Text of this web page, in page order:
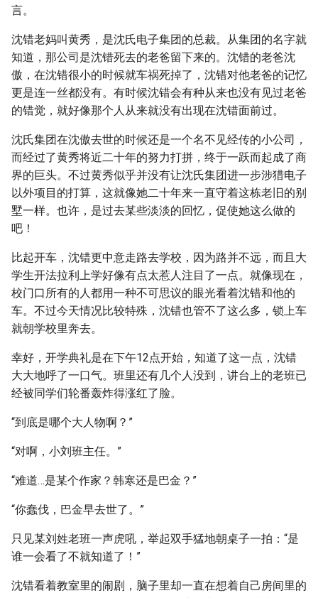
言。
沈错老妈叫黄秀，是沈氏电子集团的总裁。从集团的名字就
知道，那公司是沈错死去的老爸留下来的。沈错的老爸沈
傲，在沈错很小的时候就车祸死掉了，沈错对他老爸的记忆
更是连一丝都没有。有时候沈错会有种从来也没有见过老爸
的错觉，就好像那个人从来就没有出现在沈错面前过。
沈氏集团在沈傲去世的时候还是一个名不见经传的小公司，
而经过了黄秀将近二十年的努力打拼，终于一跃而起成了商
界的巨头。不过黄秀似乎并没有让沈氏集团进一步涉猎电子
以外项目的打算，这就像她二十年来一直守着这栋老旧的别
墅一样。也许，是过去某些淡淡的回忆，促使她这么做的
吧！
比起开车，沈错更中意走路去学校，因为路并不远，而且大
学生开法拉利上学好像有点太惹人注目了一点。就像现在，
校门口所有的人都用一种不可思议的眼光看着沈错和他的
车。不过今天情况比较特殊，沈错也管不了这么多，锁上车
就朝学校里奔去。
幸好，开学典礼是在下午12点开始，知道了这一点，沈错
大大地呼了一口气。班里还有几个人没到，讲台上的老班已
经被同学们轮番轰炸得涨红了脸。
“到底是哪个大人物啊？”
“对啊，小刘班主任。”
“难道…是某个作家？韩寒还是巴金？”
“你蠢伐，巴金早去世了。”
只见某刘姓老班一声虎吼，举起双手猛地朝桌子一拍：“是
谁一会看了不就知道了！”
沈错看着教室里的闹剧，脑子里却一直在想着自己房间里的